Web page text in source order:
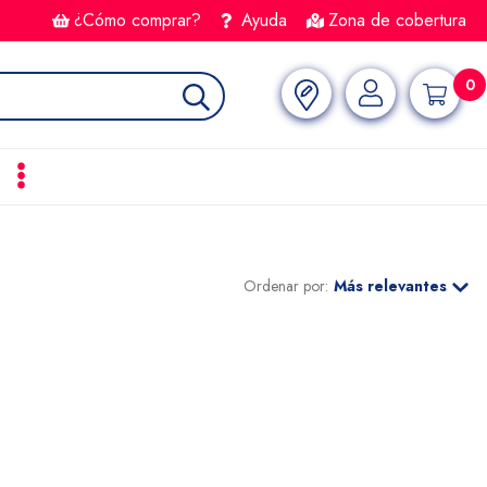
¿Cómo comprar? Ayuda Zona de cobertura
0
Ordenar por: Más relevantes